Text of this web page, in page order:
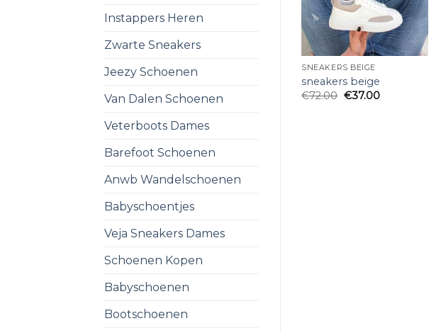
Instappers Heren
Zwarte Sneakers
Jeezy Schoenen
Van Dalen Schoenen
Veterboots Dames
Barefoot Schoenen
Anwb Wandelschoenen
Babyschoentjes
Veja Sneakers Dames
Schoenen Kopen
Babyschoenen
Bootschoenen
SNEAKERS BEIGE
sneakers beige
€72.00 €37.00